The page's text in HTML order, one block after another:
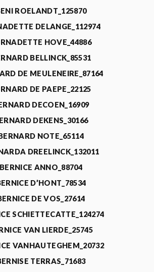
ROELANDT_125870
DELANGE_112974
HOVE_44886
BELLINCK_85531
DE MEULENEIRE_87164
DE PAEPE_22125
DECOEN_16909
DEKENS_30166
NOTE_65114
DREELINCK_132011
BERNICE ANNO_88704
D’HONT_78534
DE VOS_27614
SCHIETTECATTE_124274
VAN LIERDE_25745
VANHAUTEGHEM_20732
TERRAS_71683